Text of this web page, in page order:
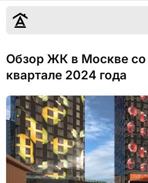
О
Обзор ЖК в Москве со
квартале 2024 года